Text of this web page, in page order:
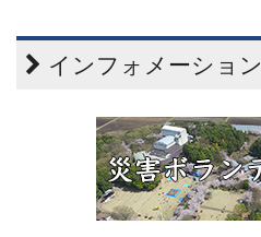
インフォメーション